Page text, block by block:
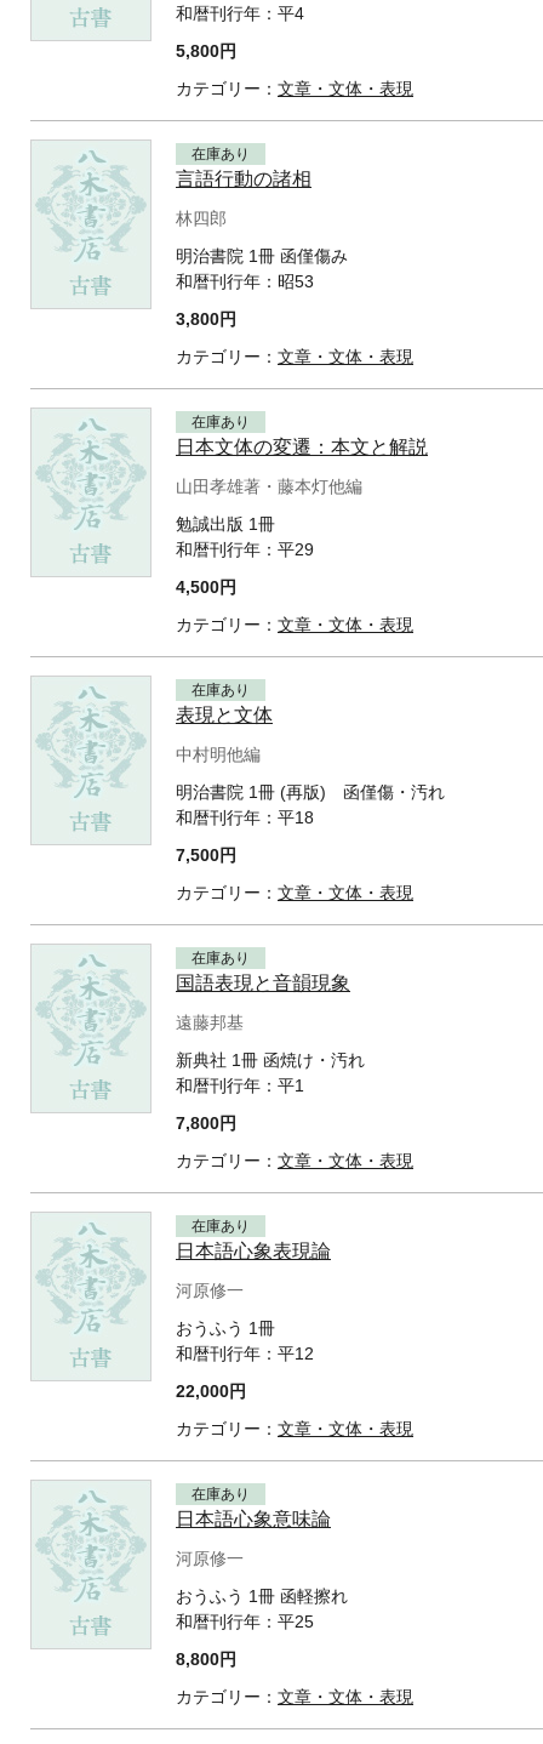
和暦刊行年： 平4
5,800円
カテゴリー： 文章・文体・表現
在庫あり
言語行動の諸相
林四郎
明治書院 1冊 函僅傷み
和暦刊行年： 昭53
3,800円
カテゴリー： 文章・文体・表現
在庫あり
日本文体の変遷：本文と解説
山田孝雄著・藤本灯他編
勉誠出版 1冊
和暦刊行年： 平29
4,500円
カテゴリー： 文章・文体・表現
在庫あり
表現と文体
中村明他編
明治書院 1冊 (再版) 函僅傷・汚れ
和暦刊行年： 平18
7,500円
カテゴリー： 文章・文体・表現
在庫あり
国語表現と音韻現象
遠藤邦基
新典社 1冊 函焼け・汚れ
和暦刊行年： 平1
7,800円
カテゴリー： 文章・文体・表現
在庫あり
日本語心象表現論
河原修一
おうふう 1冊
和暦刊行年： 平12
22,000円
カテゴリー： 文章・文体・表現
在庫あり
日本語心象意味論
河原修一
おうふう 1冊 函軽擦れ
和暦刊行年： 平25
8,800円
カテゴリー： 文章・文体・表現